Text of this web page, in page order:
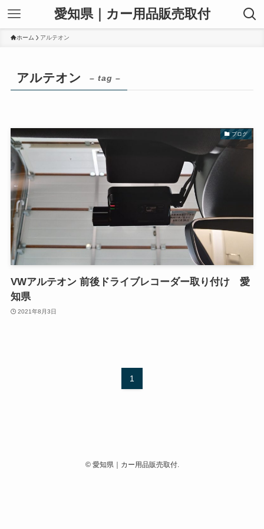
愛知県｜カー用品販売取付
ホーム アルテオン
アルテオン – tag –
ブログ
VWアルテオン 前後ドライブレコーダー取り付け 愛
知県
2021年8月3日
1
©愛知県｜カー用品販売取付.